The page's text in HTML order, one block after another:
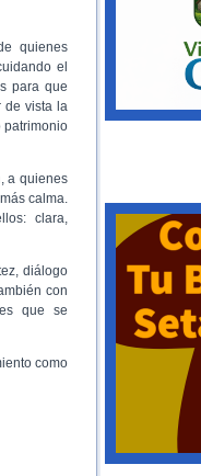
quienes
el
para que
de vista la
patrimonio
a quienes
calma.
clara,
diálogo
con
que se
como